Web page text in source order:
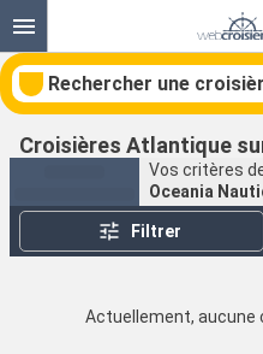
Rechercher une
Nos destinations
Ports
Croisières Atlantique
Vos critères
Oceania
Filtrer
Actuellement, aucune